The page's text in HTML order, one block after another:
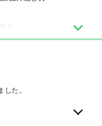
た。